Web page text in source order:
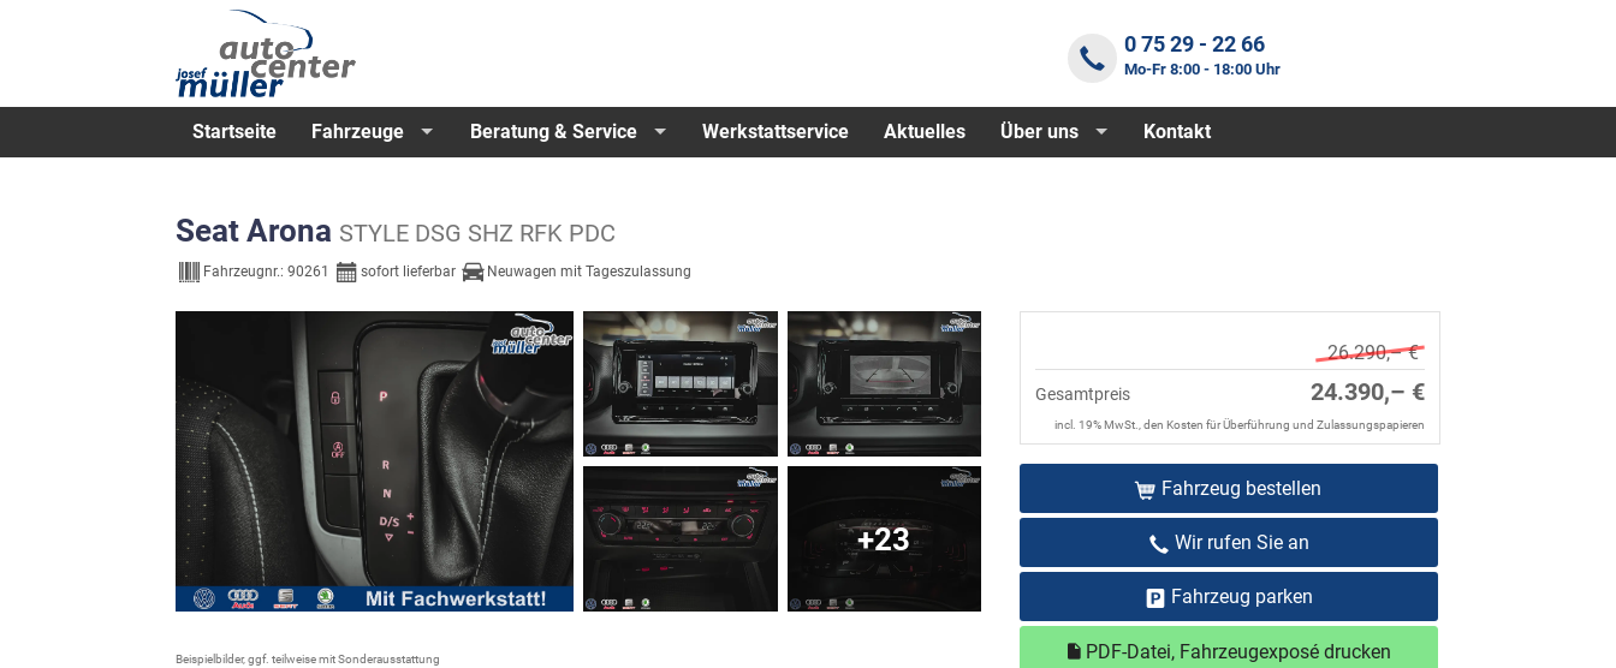
0 75 29 - 22 66
Mo-Fr 8:00 - 18:00 Uhr
Startseite Fahrzeuge Beratung & Service Werkstattservice Aktuelles Über uns Kontakt
Seat Arona STYLE DSG SHZ RFK PDC
Fahrzeugnr.: 90261 sofort lieferbar Neuwagen mit Tageszulassung
26.290,– €
Gesamtpreis 24.390,– €
incl. 19% MwSt., den Kosten für Überführung und Zulassungspapieren
Fahrzeug bestellen
Wir rufen Sie an
Fahrzeug parken
PDF-Datei, Fahrzeugexposé drucken
+23
Beispielbilder, ggf. teilweise mit Sonderausstattung